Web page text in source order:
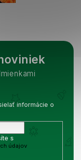
informácie o
s
údajov